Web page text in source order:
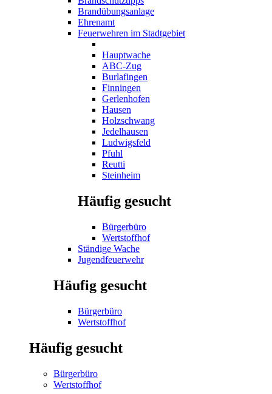
Brandübungsanlage
Ehrenamt
Feuerwehren im Stadtgebiet
Hauptwache
ABC-Zug
Burlafingen
Finningen
Gerlenhofen
Hausen
Holzschwang
Jedelhausen
Ludwigsfeld
Pfuhl
Reutti
Steinheim
Häufig gesucht
Bürgerbüro
Wertstoffhof
Ständige Wache
Jugendfeuerwehr
Häufig gesucht
Bürgerbüro
Wertstoffhof
Häufig gesucht
Bürgerbüro
Wertstoffhof